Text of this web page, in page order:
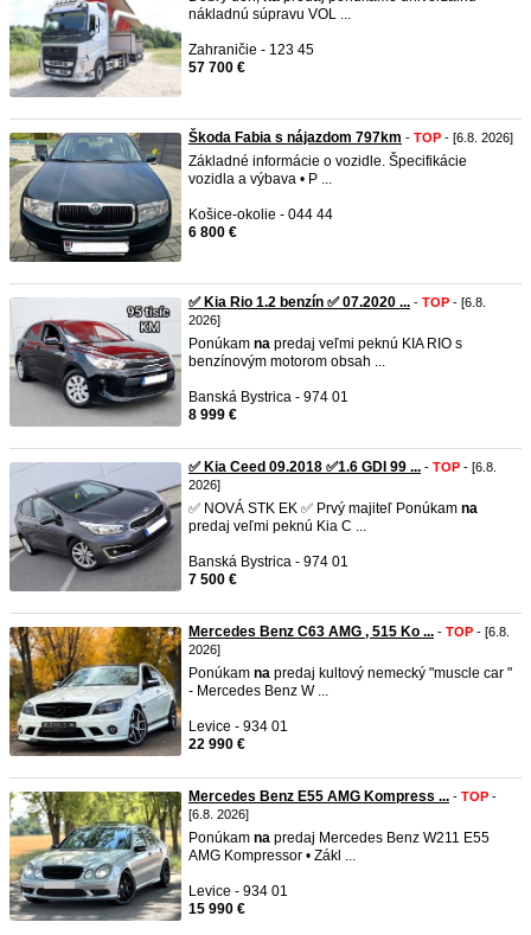
nákladnú súpravu VOL ...
Zahraničie - 123 45
57 700 €
Škoda Fabia s nájazdom 797km - TOP - [6.8. 2026]
Základné informácie o vozidle. Špecifikácie
vozidla a výbava • P ...
Košice-okolie - 044 44
6 800 €
✅ Kia Rio 1.2 benzín ✅ 07.2020 ... - TOP - [6.8.
2026]
Ponúkam na predaj veľmi peknú KIA RIO s
benzínovým motorom obsah ...
Banská Bystrica - 974 01
8 999 €
✅ Kia Ceed 09.2018 ✅1.6 GDI 99 ... - TOP - [6.8.
2026]
✅ NOVÁ STK EK ✅ Prvý majiteľ Ponúkam na
predaj veľmi peknú Kia C ...
Banská Bystrica - 974 01
7 500 €
Mercedes Benz C63 AMG , 515 Ko ... - TOP - [6.8.
2026]
Ponúkam na predaj kultový nemecký "muscle car "
- Mercedes Benz W ...
Levice - 934 01
22 990 €
Mercedes Benz E55 AMG Kompress ... - TOP -
[6.8. 2026]
Ponúkam na predaj Mercedes Benz W211 E55
AMG Kompressor • Zákl ...
Levice - 934 01
15 990 €